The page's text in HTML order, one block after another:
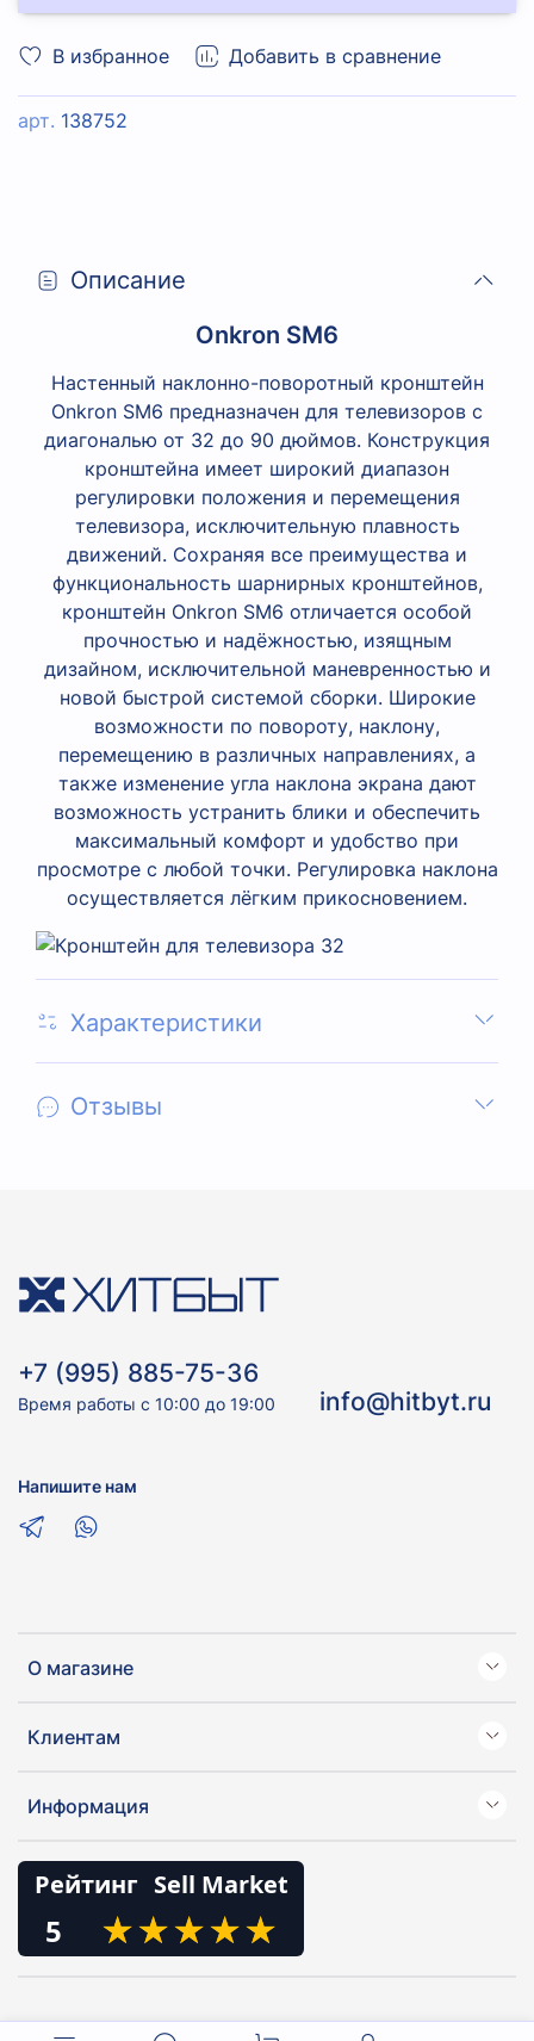
В избранное Добавить в сравнение
арт. 138752
Описание
Onkron SM6
Настенный наклонно-поворотный кронштейн
Onkron SM6 предназначен для телевизоров с
диагональю от 32 до 90 дюймов. Конструкция
кронштейна имеет широкий диапазон
регулировки положения и перемещения
телевизора, исключительную плавность
движений. Сохраняя все преимущества и
функциональность шарнирных кронштейнов,
кронштейн Onkron SM6 отличается особой
прочностью и надёжностью, изящным
дизайном, исключительной маневренностью и
новой быстрой системой сборки. Широкие
возможности по повороту, наклону,
перемещению в различных направлениях, а
также изменение угла наклона экрана дают
возможность устранить блики и обеспечить
максимальный комфорт и удобство при
просмотре с любой точки. Регулировка наклона
осуществляется лёгким прикосновением.
Характеристики
Отзывы
О магазине
Клиентам
Информация
Рейтинг Sell Market
5 ★
★★
★★
★★
★★
★
+7 (995) 885-75-36
Время работы с 10:00 до 19:00 info@hitbyt.ru
Напишите нам